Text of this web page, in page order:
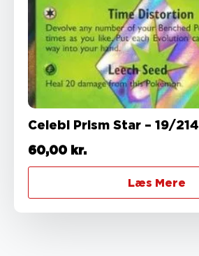
Celebi Prism Star – 19/214
60,00 kr.
Læs Mere